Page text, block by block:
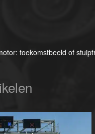
toekomstbeeld of